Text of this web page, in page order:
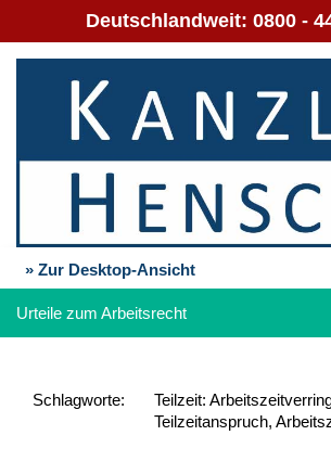
Deutschlandweit: 0800 -
» Zur Desktop-Ansicht
Urteile zum Arbeitsrecht
Schlag­worte:
Teilzeit:
Teilzeitanspruch,